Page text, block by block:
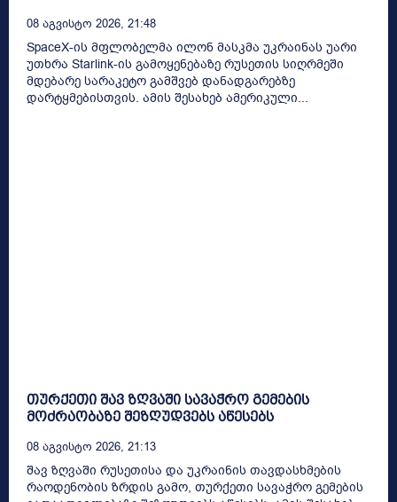
08 Აგვისტო 2026, 21:48
SpaceX-ის მფლობელმა ილონ მასკმა უკრაინას უარი
უთხრა Starlink-ის გამოყენებაზე რუსეთის სიღრმეში
მდებარე სარაკეტო გამშვებ დანადგარებზე
დარტყმებისთვის. ამის შესახებ ამერიკული...
თურქეთი შავ ზღვაში სავაჭრო გემების
მოძრაობაზე შეზღუდვებს აწესებს
08 Აგვისტო 2026, 21:13
შავ ზღვაში რუსეთისა და უკრაინის თავდასხმების
რაოდენობის ზრდის გამო, თურქეთი სავაჭრო გემების